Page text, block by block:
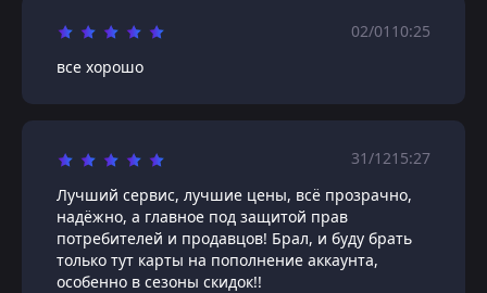
02/01 10:25
все хорошо
31/1215:27
Лучший сервис, лучшие цены, всё прозрачно,
надёжно, а главное под защитой прав
потребителей и продавцов! Брал, и буду брать
только тут карты на пополнение аккаунта,
особенно в сезоны скидок!!